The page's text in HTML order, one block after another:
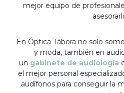
mejor equipo de
En Óptica Tábora no solo
y moda, también en
un gabinete de audiología
el mejor personal
audífonos para conseguir la